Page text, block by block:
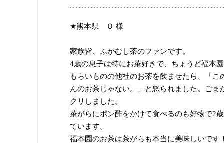
★熊本県 Ｏ 様
家族皆、ふかむし茶のファンです。
4歳の息子は特にお茶好きで、ちょうど福本
もらいものの他社のお茶を飲ませたら、「こ
んのお茶じゃない。」と怒られました。ごま
クリしました。
茶がらにポン酢をかけて食べるのも好物で2
ています。
福本園のお茶は茶がらも本当に美味しいです